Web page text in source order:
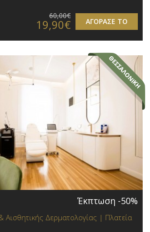
ΑΓΟΡΑΣΕ ΤΟ
60,00€
19,90€
Έκπτωση -50%
Αισθητικής Δερματολογίας | Πλατεία